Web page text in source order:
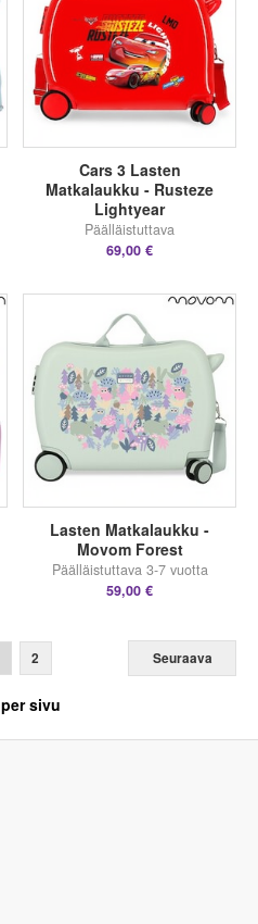
Cars 3 Lasten
Matkalaukku - Rusteze
Lightyear
Päälläistuttava
69,00 €
Lasten Matkalaukku -
Movom Forest
Päälläistuttava 3-7 vuotta
59,00 €
2 Seuraava
per sivu